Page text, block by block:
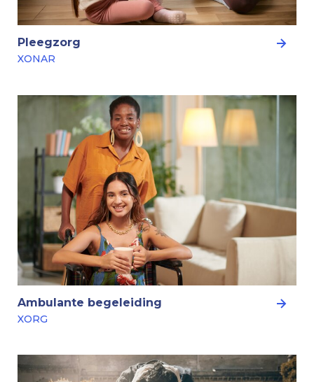
Pleegzorg
XONAR
Ambulante begeleiding
XORG